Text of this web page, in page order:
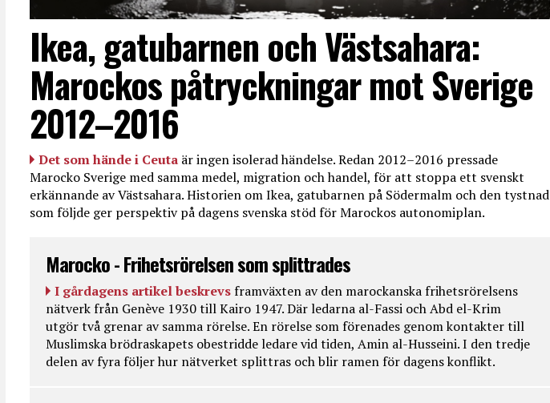
Ikea, gatubarnen och Västsahara:
Marockos påtryckningar mot Sverige
2012–2016
Det som hände i Ceuta är ingen isolerad händelse. Redan 2012–2016 pressade
Marocko Sverige med samma medel, migration och handel, för att stoppa ett svenskt
erkännande av Västsahara. Historien om Ikea, gatubarnen på Södermalm och den tystnad
som följde ger perspektiv på dagens svenska stöd för Marockos autonomiplan.
Marocko - Frihetsrörelsen som splittrades
I gårdagens artikel beskrevs framväxten av den marockanska frihetsrörelsens
nätverk från Genève 1930 till Kairo 1947. Där ledarna al-Fassi och Abd el-Krim
utgör två grenar av samma rörelse. En rörelse som förenades genom kontakter till
Muslimska brödraskapets obestridde ledare vid tiden, Amin al-Husseini. I den tredje
delen av fyra följer hur nätverket splittras och blir ramen för dagens konflikt.